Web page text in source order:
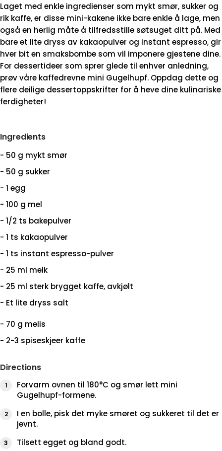
Laget med enkle ingredienser som mykt smør, sukker og
rik kaffe, er disse mini-kakene ikke bare enkle å lage, men
også en herlig måte å tilfredsstille søtsuget ditt på. Med
bare et lite dryss av kakaopulver og instant espresso, gir
hver bit en smaksbombe som vil imponere gjestene dine.
For dessertideer som sprer glede til enhver anledning,
prøv våre kaffedrevne mini Gugelhupf. Oppdag dette og
flere deilige dessertoppskrifter for å heve dine kulinariske
ferdigheter!
Ingredients
- 50 g mykt smør
- 50 g sukker
- 1 egg
- 100 g mel
- 1/2 ts bakepulver
- 1 ts kakaopulver
- 1 ts instant espresso-pulver
- 25 ml melk
- 25 ml sterk brygget kaffe, avkjølt
- Et lite dryss salt
- 70 g melis
- 2-3 spiseskjeer kaffe
Directions
Forvarm ovnen til 180°C og smør lett mini
Gugelhupf-formene.
I en bolle, pisk det myke smøret og sukkeret til det er
jevnt.
Tilsett egget og bland godt.